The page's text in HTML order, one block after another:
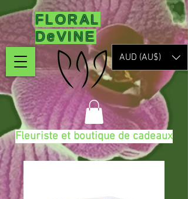
FLORAL
DeVINE
AUD (AU$)
Fleuriste et boutique de cadeaux